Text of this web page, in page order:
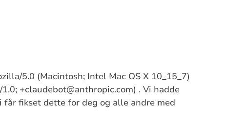
5.0 (Macintosh; Intel Mac OS X 10_15_7)
+claudebot@anthropic.com) . Vi hadde
fikset dette for deg og alle andre med